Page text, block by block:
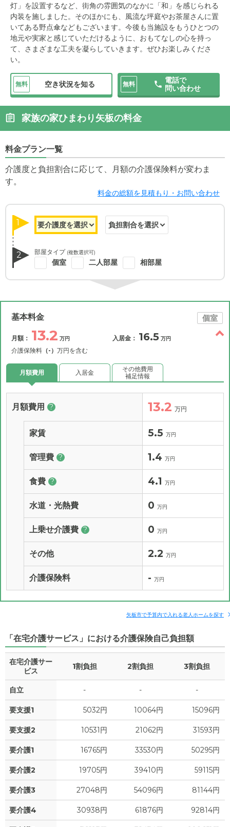
灯」を設置するなど、街角の雰囲気のなかに「和」を感じられる
内装を施しました。そのほかにも、風流な坪庭やお茶屋さんに置
いてある野点傘などもございます。今後も当施設をもうひとつの
地元や実家と感じていただけるように、おもてなしの心を持っ
て、さまざまな工夫を凝らしていきます。ぜひお楽しみくださ
い。
無料 空き状況を知る 無料
電話で
問い合わせ
家族の家ひまわり矢板の料金
料金プラン一覧
介護度と負担割合に応じて、月額の介護保険料が変わま
す。
料金の総額を見積もり・お問い合わせ
1
2 部屋タイプ (複数選択可)
個室 二人部屋 相部屋
基本料金 個室
月額： 13.2 万円
介護保険料 （-） 万円を含む
入居金： 16.5 万円
月額費用 入居金
その他費用
補足情報
月額費用 ? 13.2 万円
家賃 5.5 万円
管理費 ? 1.4 万円
食費 ? 4.1 万円
水道・光熱費 0 万円
上乗せ介護費 ? 0 万円
その他 2.2 万円
介護保険料 - 万円
矢板市で予算内で入れる老人ホームを探す
「在宅介護サービス」における介護保険自己負担額
在宅介護サー
ビス
1割負担 2割負担 3割負担
自立 - - -
要支援1 5032円 10064円 15096円
要支援2 10531円 21062円 31593円
要介護1 16765円 33530円 50295円
要介護2 19705円 39410円 59115円
要介護3 27048円 54096円 81144円
要介護4 30938円 61876円 92814円